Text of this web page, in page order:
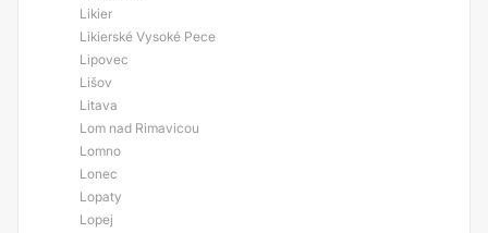
Likier
Likierské Vysoké Pece
Lipovec
Lišov
Litava
Lom nad Rimavicou
Lomno
Lonec
Lopaty
Lopej